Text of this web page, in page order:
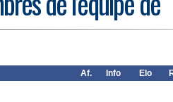
Af. Info Elo